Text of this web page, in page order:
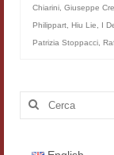
LEAD
Chiarini Giuseppe
Philippart Hiu Lie I
Patrizia Stoppacci
Cerca: